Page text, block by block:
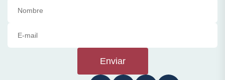
Enviar